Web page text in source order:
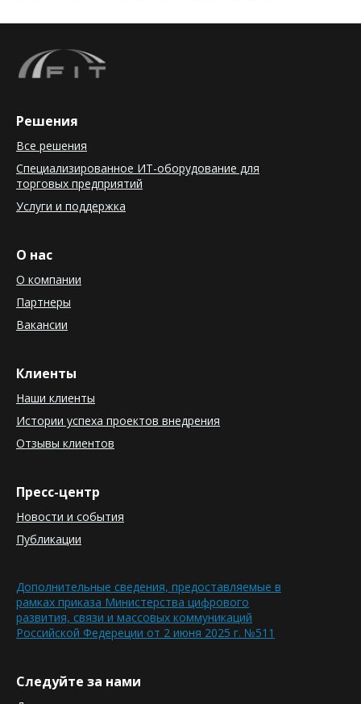
Решения
Все решения
Специализированное ИТ-оборудование для
торговых предприятий
Услуги и поддержка
О нас
О компании
Партнеры
Вакансии
Клиенты
Наши клиенты
Истории успеха проектов внедрения
Отзывы клиентов
Пресс-центр
Новости и события
Публикации
Дополнительные сведения, предоставляемые в
рамках приказа Министерства цифрового
развития, связи и массовых коммуникаций
Российской Федереции от 2 июня 2025 г. №511
Следуйте за нами